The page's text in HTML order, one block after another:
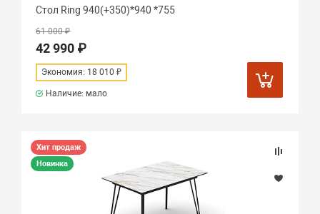
Стол Ring 940(+350)*940 *755
61 000 ₽
42 990 ₽
Экономия: 18 010 ₽
Наличие: мало
Хит продаж
Новинка